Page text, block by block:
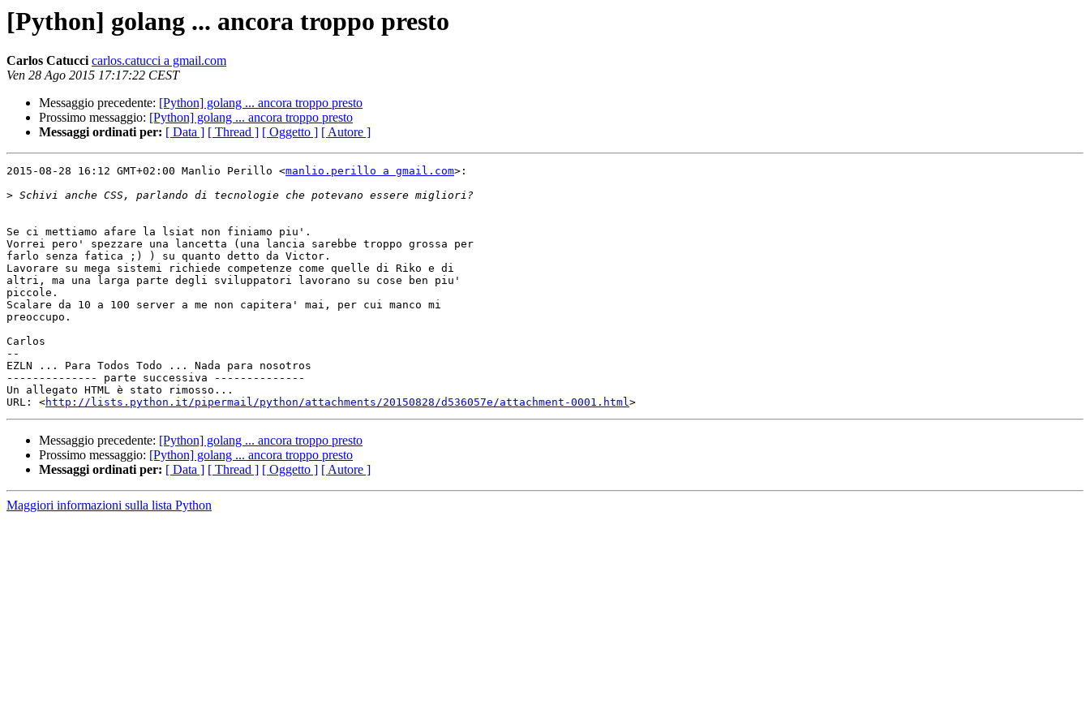
[Python] golang ... ancora troppo presto
Carlos Catucci carlos.catucci a gmail.com
Ven 28 Ago 2015 17:17:22 CEST
Messaggio precedente: [Python] golang ... ancora troppo presto
Prossimo messaggio: [Python] golang ... ancora troppo presto
Messaggi ordinati per: [ Data ] [ Thread ] [ Oggetto ] [ Autore ]
2015-08-28 16:12 GMT+02:00 Manlio Perillo <manlio.perillo a gmail.com>:
>
Se ci mettiamo afare la lsiat non finiamo piu'.
Vorrei pero' spezzare una lancetta (una lancia sarebbe troppo grossa per
farlo senza fatica ;) ) su quanto detto da Victor.
Lavorare su mega sistemi richiede competenze come quelle di Riko e di
altri, ma una larga parte degli sviluppatori lavorano su cose ben piu'
piccole.
Scalare da 10 a 100 server a me non capitera' mai, per cui manco mi
preoccupo.
Carlos
--
EZLN ... Para Todos Todo ... Nada para nosotros
-------------- parte successiva --------------
Un allegato HTML è stato rimosso...
URL: <http://lists.python.it/pipermail/python/attachments/20150828/d536057e/attachment-0001.html
Messaggio precedente: [Python] golang ... ancora troppo presto
Prossimo messaggio: [Python] golang ... ancora troppo presto
Messaggi ordinati per: [ Data ] [ Thread ] [ Oggetto ] [ Autore ]
Maggiori informazioni sulla lista Python